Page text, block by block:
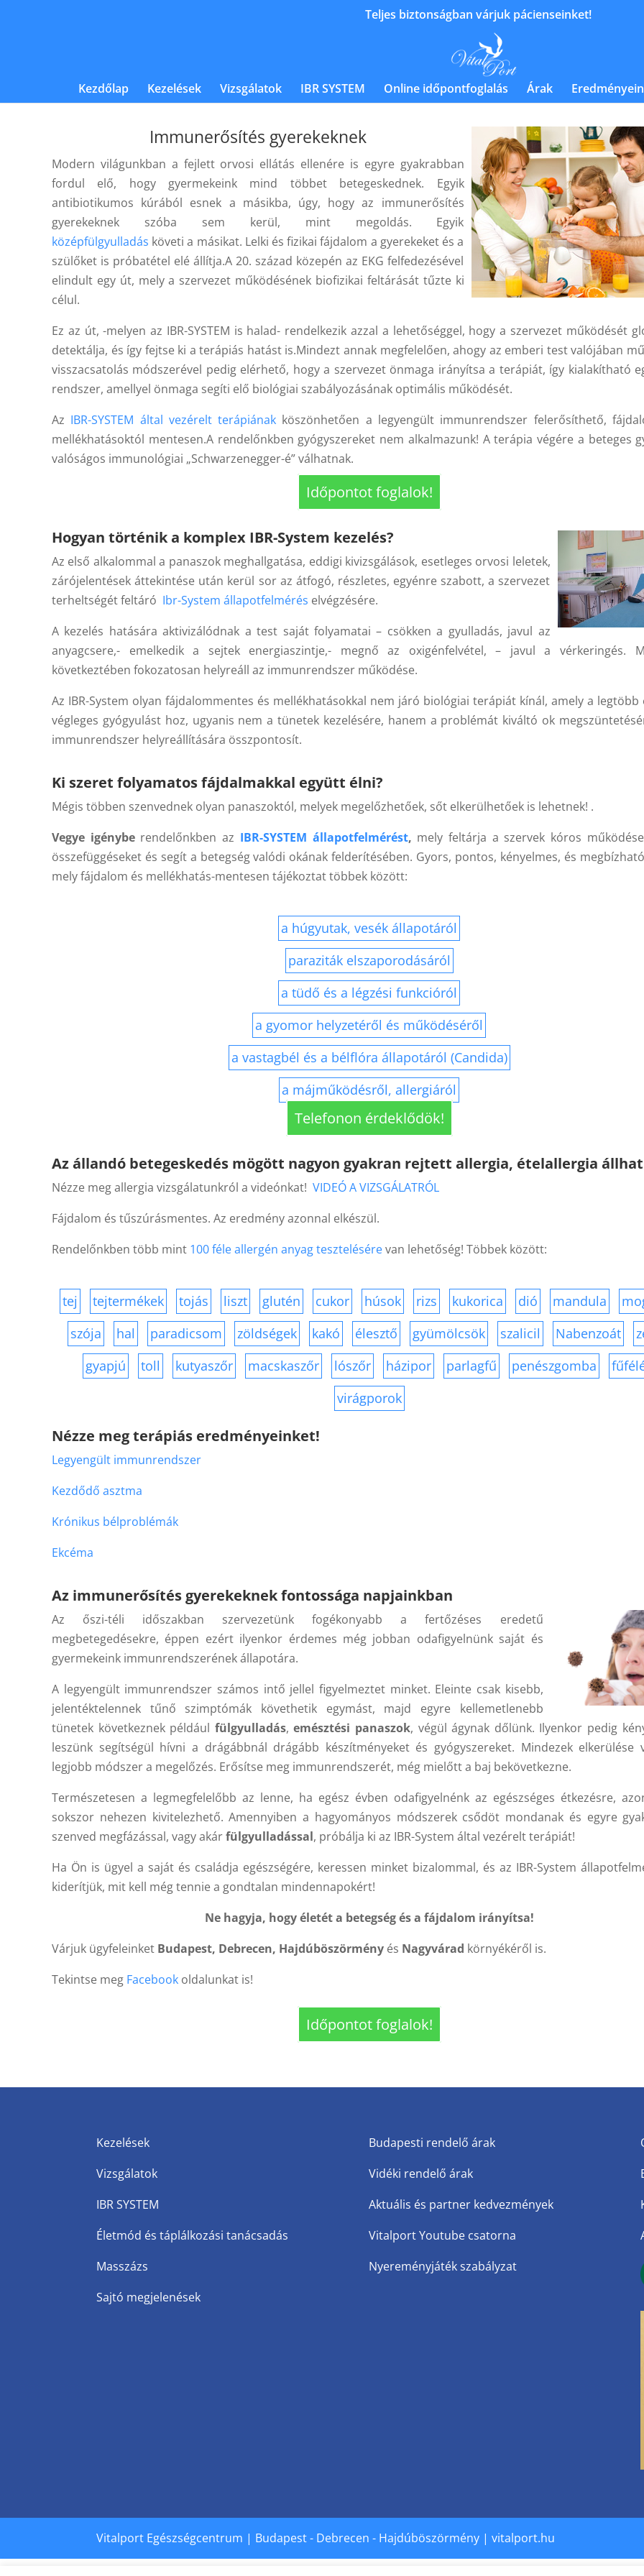
Teljes biztonságban várjuk pácienseinket!
Kezdőlap Kezelések Vizsgálatok IBR SYSTEM Online időpontfoglalás Árak
Immunerősítés gyerekeknek
Modern világunkban a fejlett orvosi ellátás ellenére is egyre gyakrabban
fordul elő, hogy gyermekeink mind többet betegeskednek. Egyik
antibiotikumos kúrából esnek a másikba, úgy, hogy az immunerősítés
gyerekeknek szóba sem kerül, mint megoldás. Egyik
középfülgyulladás követi a másikat. Lelki és fizikai fájdalom a gyerekeket és a
szülőket is próbatétel elé állítja.A 20. század közepén az EKG felfedezésével
elindult egy út, mely a szervezet működésének biofizikai feltárását tűzte ki
célul.
Ez az út, -melyen az IBR-SYSTEM is halad- rendelkezik azzal a lehetőséggel, hogy a szervezet működését
detektálja, és így fejtse ki a terápiás hatást is.Mindezt annak megfelelően, ahogy az emberi test valójában
visszacsatolás módszerével pedig elérhető, hogy a szervezet önmaga irányítsa a terápiát, így kialakítható
rendszer, amellyel önmaga segíti elő biológiai szabályozásának optimális működését.
Az IBR-SYSTEM által vezérelt terápiának köszönhetően a legyengült immunrendszer felerősíthető,
mellékhatásoktól mentesen.A rendelőnkben gyógyszereket nem alkalmazunk! A terápia végére a beteges
valóságos immunológiai „Schwarzenegger-é” válhatnak.
Időpontot foglalok!
Hogyan történik a komplex IBR-System kezelés?
Az első alkalommal a panaszok meghallgatása, eddigi kivizsgálások, esetleges orvosi leletek,
zárójelentések áttekintése után kerül sor az átfogó, részletes, egyénre szabott, a szervezet
terheltségét feltáró Ibr-System állapotfelmérés elvégzésére.
A kezelés hatására aktivizálódnak a test saját folyamatai – csökken a gyulladás, javul az
anyagcsere,- emelkedik a sejtek energiaszintje,- megnő az oxigénfelvétel, – javul a vérkeringés.
következtében fokozatosan helyreáll az immunrendszer működése.
Az IBR-System olyan fájdalommentes és mellékhatásokkal nem járó biológiai terápiát kínál, amely a legtöbb
végleges gyógyulást hoz, ugyanis nem a tünetek kezelésére, hanem a problémát kiváltó ok
immunrendszer helyreállítására összpontosít.
Ki szeret folyamatos fájdalmakkal együtt élni?
Mégis többen szenvednek olyan panaszoktól, melyek megelőzhetőek, sőt elkerülhetőek is lehetnek! .
Vegye igénybe rendelőnkben az IBR-SYSTEM állapotfelmérést, mely feltárja a szervek kóros
összefüggéseket és segít a betegség valódi okának felderítésében. Gyors, pontos, kényelmes, és
mely fájdalom és mellékhatás-mentesen tájékoztat többek között:
a húgyutak, vesék állapotáról
paraziták elszaporodásáról
a tüdő és a légzési funkcióról
a gyomor helyzetéről és működéséről
a vastagbél és a bélflóra állapotáról (Candida)
a májműködésről, allergiáról
Telefonon érdeklődök!
Az állandó betegeskedés mögött nagyon gyakran rejtett allergia, ételallergia
Nézze meg allergia vizsgálatunkról a videónkat! VIDEÓ A VIZSGÁLATRÓL
Fájdalom és tűszúrásmentes. Az eredmény azonnal elkészül.
Rendelőnkben több mint 100 féle allergén anyag tesztelésérevan lehetőség! Többek között:
tej tejtermékek tojás liszt glutén cukor húsok rizs kukorica dió mandula
szója
hal paradicsom zöldségek kakó élesztő gyümölcsök szalicil Nabenzoát
gyapjú
toll kutyaszőr macskaszőr lószőr házipor parlagfű penészgomba
virágporok
Nézze meg terápiás eredményeinket!
Legyengült immunrendszer
Kezdődő asztma
Krónikus bélproblémák
Ekcéma
Az immunerősítés gyerekeknek fontossága napjainkban
Az őszi-téli időszakban szervezetünk fogékonyabb a fertőzéses eredetű
megbetegedésekre, éppen ezért ilyenkor érdemes még jobban odafigyelnünk saját és
gyermekeink immunrendszerének állapotára.
A legyengült immunrendszer számos intő jellel figyelmeztet minket. Eleinte csak kisebb,
jelentéktelennek tűnő szimptómák követhetik egymást, majd egyre kellemetlenebb
tünetek következnek például fülgyulladás,emésztési panaszok, végül ágynak dőlünk. Ilyenkor pedig
leszünk segítségül hívni a drágábbnál drágább készítményeket és gyógyszereket. Mindezek elkerülése
legjobb módszer a megelőzés. Erősítse meg immunrendszerét, még mielőtt a baj bekövetkezne.
Természetesen a legmegfelelőbb az lenne, ha egész évben odafigyelnénk az egészséges étkezésre,
sokszor nehezen kivitelezhető. Amennyiben a hagyományos módszerek csődöt mondanak és egyre
szenved megfázással, vagy akárfülgyulladással, próbálja ki az IBR-System által vezérelt terápiát!
Ha Ön is ügyel a saját és családja egészségére, keressen minket bizalommal, és az IBR-System
kiderítjük, mit kell még tennie a gondtalan mindennapokért!
Ne hagyja, hogy életét a betegség és a fájdalom irányítsa!
Várjuk ügyfeleinket Budapest, Debrecen, Hajdúböszörmény és Nagyvárad környékéről is.
Tekintse meg Facebook oldalunkat is!
Időpontot foglalok!
Kezelések
Vizsgálatok
IBR SYSTEM
Életmód és táplálkozási tanácsadás
Masszázs
Sajtó megjelenések
Budapesti rendelő árak
Vidéki rendelő árak
Aktuális és partner kedvezmények
Vitalport Youtube csatorna
Nyereményjáték szabályzat
Vitalport Egészségcentrum | Budapest - Debrecen - Hajdúböszörmény | vitalport.hu